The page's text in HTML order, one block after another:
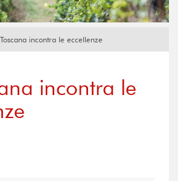
incontra le eccellenze
incontra le